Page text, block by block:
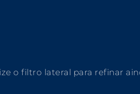
o filtro lateral para refinar